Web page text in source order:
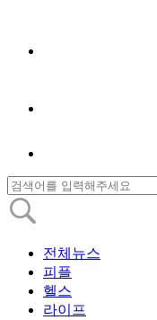
전체뉴스
피플
헬스
라이프